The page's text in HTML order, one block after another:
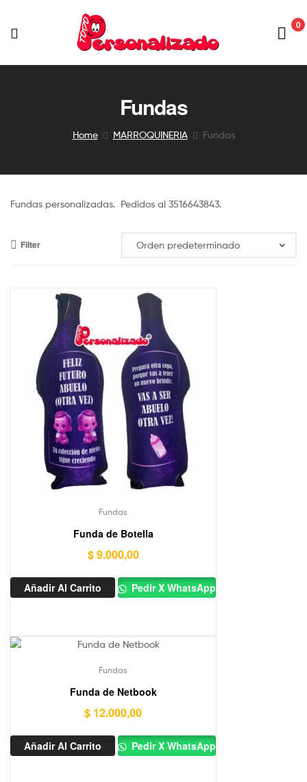
TODOPERSONALIZADO
0
Fundas
Home MARROQUINERIA Fundas
Fundas personalizadas. Pedidos al 3516643843.
Filter
Fundas
Funda de Botella
$9.000,00
Añadir Al Carrito Pedir X WhatsApp
Fundas
Funda de Netbook
$ 12.000,00
Añadir Al Carrito Pedir X WhatsApp